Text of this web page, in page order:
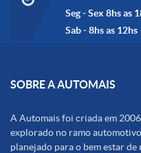
Seg - Sex 8hs as
Sab - 8hs as 12hs
SOBRE A AUTOMAIS
A Automais foi criada em
explorado no ramo
planejado para o bem estar de